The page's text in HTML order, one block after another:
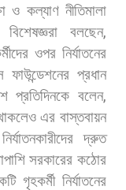
ও কল্যাণ নীতিমালা
বিশেষজ্ঞরা বলছেন,
ওপর নির্যাতনের
ফাউন্ডেশনের প্রধান
প্রতিদিনকে বলেন,
এর বাস্তবায়ন
নির্যাতনকারীদের
দ্রুত
সরকারের কঠোর
গৃহকর্মী নির্যাতনের